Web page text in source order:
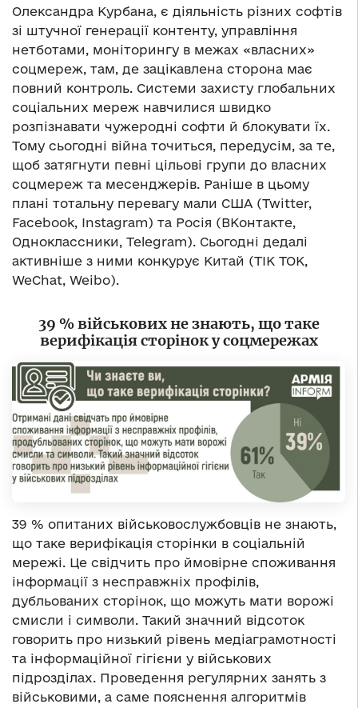
Олександра Курбана, є діяльність різних софтів
зі штучної генерації контенту, управління
нетботами, моніторингу в межах «власних»
соцмереж, там, де зацікавлена сторона має
повний контроль. Системи захисту глобальних
соціальних мереж навчилися швидко
розпізнавати чужеродні софти й блокувати їх.
Тому сьогодні війна точиться, передусім, за те,
щоб затягнути певні цільові групи до власних
соцмереж та месенджерів. Раніше в цьому
плані тотальну перевагу мали США (Twitter,
Facebook, Instagram) та Росія (ВКонтакте,
Одноклассники, Telegram). Сьогодні дедалі
активніше з ними конкурує Китай (TIK TOK,
WeChat, Weibo).
39 % військових не знають, що таке
верифікація сторінок у соцмережах
39 % опитаних військовослужбовців не знають,
що таке верифікація сторінки в соціальній
мережі. Це свідчить про ймовірне споживання
інформації з несправжніх профілів,
дубльованих сторінок, що можуть мати ворожі
смисли і символи. Такий значний відсоток
говорить про низький рівень медіаграмотності
та інформаційної гігієни у військових
підрозділах. Проведення регулярних занять з
військовими, а саме пояснення алгоритмів